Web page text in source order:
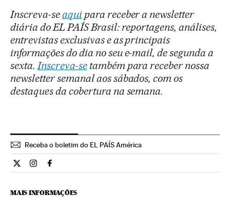
Inscreva-seaquipara receber a newsletter
diária do EL PAÍS Brasil: reportagens, análises,
entrevistas exclusivas e as principais
informações do dia no seu e-mail, de segunda a
sexta. Inscreva-setambém para receber nossa
newsletter semanal aos sábados, com os
destaques da cobertura na semana.
Receba o boletim do EL PAÍS América
Internacional El País Brasil en Twitter
Internacional El País Brasil en Instagram
Internacional El País Brasil en Facebook
MAIS INFORMAÇÕES